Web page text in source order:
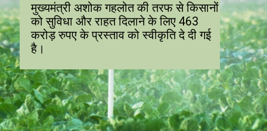
मुख्यमंत्री अशोक गहलोत की तरफ से किसानों
को सुविधा और राहत दिलाने के लिए 463
करोड़ रुपए के प्रस्ताव को स्वीकृति दे दी गई
है।